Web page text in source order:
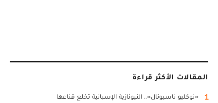
المقالات الأكثر قراءة
1 «نوكليو ناسيونال».. النيونازية الإسبانية تخلع قناعها